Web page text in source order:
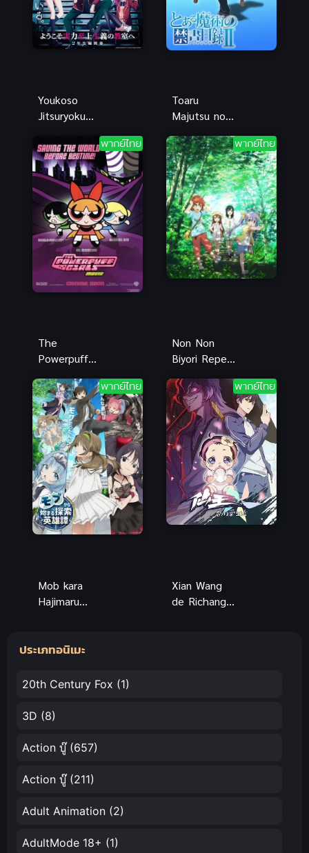
Youkoso
Jitsuryoku
no
Kyoushitsu e
4th ขอ
ต้อนรับสู่
ห้องเรียนนิยม
(เฉพาะ) ยอด
คน ภาค 4 ซับ
ไทย
Toaru
Majutsu no
เด็กซ์ คัมภีร์
คาถาต้องห้าม
ภาค 2 (พากย์
ไทย)
พากย์ไทย
The
Powerpuff
เดอะ พาว
เวอร์พัฟเกิร์ล
มูฟวี่ พากย์
ไทย เต็มเรื่อง
พากย์ไทย
Non Non
Biyori Repeat
หัวใจบ้านทุ่ง
ภาค 2
พากย์ไทย
Mob kara
Hajimaru
ไทย
พากย์ไทย
Xian Wang
de Richang
ประเภทอนิเมะ
20th Century Fox (1)
3D (8)
Action บู๊(657)
Action บู๊(211)
Adult Animation (2)
AdultMode 18+ (1)